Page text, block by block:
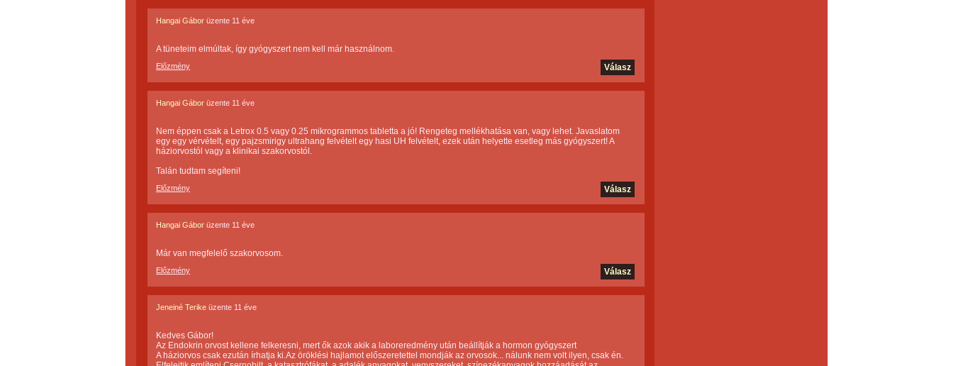
Hangai Gábor üzente 11 éve
A tüneteim elmúltak, így gyógyszert nem kell már használnom.
Előzmény Válasz
Hangai Gábor üzente 11 éve
Nem éppen csak a Letrox 0.5 vagy 0.25 mikrogrammos tabletta a jó! Rengeteg mellékhatása van, vagy lehet. Javaslatom
egy egy vérvételt, egy pajzsmirigy ultrahang felvételt egy hasi UH felvételt, ezek után helyette esetleg más gyógyszert! A
háziorvostól vagy a klinikai szakorvostól.
Talán tudtam segíteni!
Előzmény Válasz
Hangai Gábor üzente 11 éve
Már van megfelelő szakorvosom.
Előzmény Válasz
Jeneiné Terike üzente 11 éve
Kedves Gábor!
Az Endokrin orvost kellene felkeresni, mert ők azok akik a laboreredmény után beállítják a hormon gyógyszert
A háziorvos csak ezután írhatja ki.Az öröklési hajlamot előszeretettel mondják az orvosok... nálunk nem volt ilyen, csak én.